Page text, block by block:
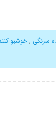
سرنگی ,خوشبو